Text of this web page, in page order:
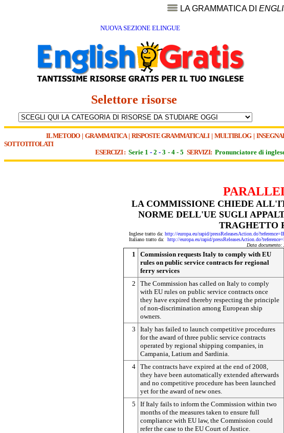
LA GRAMMATICA DI
NUOVA SEZIONE ELINGUE
Selettore risorse
IL METODO| GRAMMATICA| RISPOSTE GRAMMATICALI| MULTIBLOG|
SOTTOTITOLATI
ESERCIZI : Serie 1 - 2 - 3 - 4 - 5 SERVIZI: Pronunciatore di
LA COMMISSIONE CHIEDE
NORME DELL'UE SUGLI
TRAGHETTO
Inglese tratto da: http://europa.eu/rapid/
Italiano tratto da: http://europa.eu/rapid/
Data documento:
1
Commission requests Italy to comply with EU
rules on public service contracts for regional
ferry services
2
The Commission has called on Italy to comply
with EU rules on public service contracts once
they have expired thereby respecting the principle
of non-discrimination among European ship
owners.
3
Italy has failed to launch competitive procedures
for the award of three public service contracts
operated by regional shipping companies, in
Campania, Latium and Sardinia.
4 The contracts have expired at the end of 2008,
they have been automatically extended afterwards
and no competitive procedure has been launched
yet for the award of new ones.
5
If Italy fails to inform the Commission within two
months of the measures taken to ensure full
compliance with EU law, the Commission could
refer the case to the EU Court of Justice.